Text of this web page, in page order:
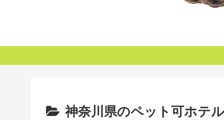
神奈川県のペット可ホテ